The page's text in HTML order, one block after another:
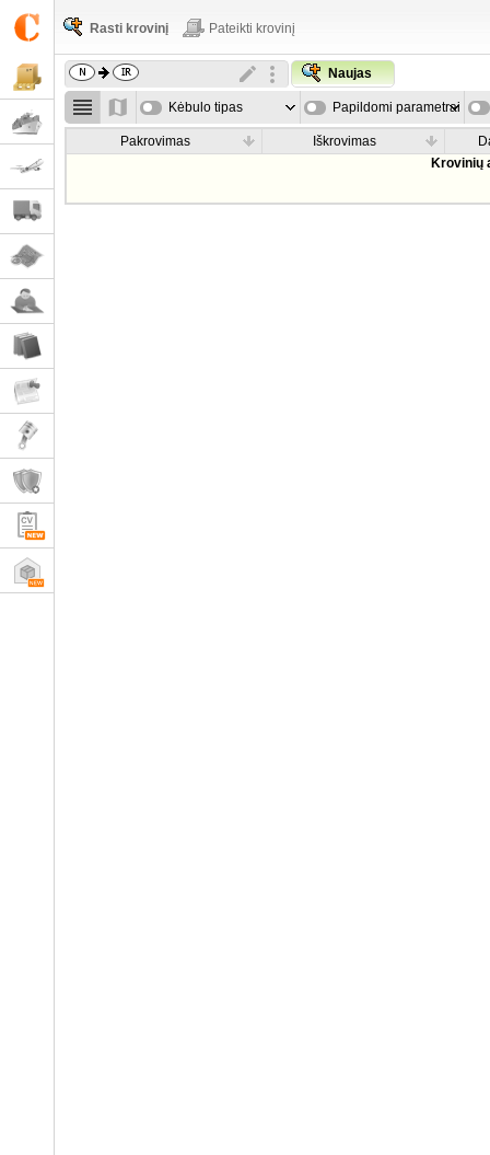
Rasti krovinį Pateikti krovinį
Naujas
Kėbulo tipas Papildomi parametrai
Pakrovimas Iškrovimas
Krovinių